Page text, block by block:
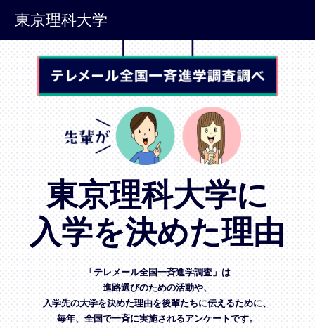
東京理科大学
東京理科大学に
入学を決めた理由
「テレメール全国一斉進学調査」は
進路選びのための活動や、
入学先の大学を決めた理由を後輩たちに伝えるために、
毎年、全国で一斉に実施されるアンケートです。